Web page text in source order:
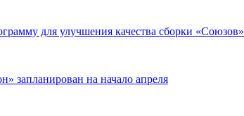
для улучшения качества сборки «Союзов»
запланирован на начало апреля